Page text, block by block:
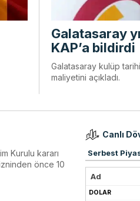
Galatasaray
KAP’a bildirdi
Galatasaray kulüp
maliyetini açıkladı.
Kurulu kararı
önce 10
Canlı
Serbest
Ad
DOLAR